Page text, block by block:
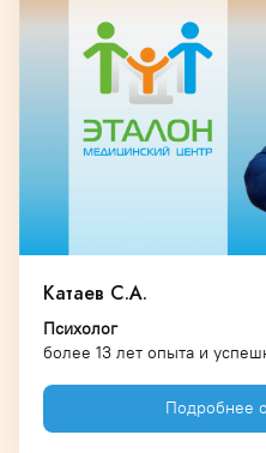
Катаев С.А.
Психолог
более 13 лет опыта и
Подробнее